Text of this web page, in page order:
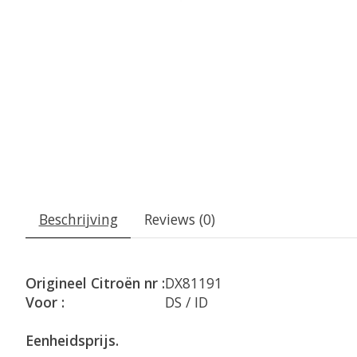
Beschrijving Reviews (0)
Origineel Citroën nr :DX81191
Voor :
DS / ID
Eenheidsprijs.